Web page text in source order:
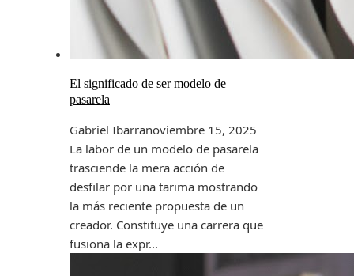
El significado de ser modelo de
pasarela
Gabriel Ibarranoviembre 15, 2025
La labor de un modelo de pasarela
trasciende la mera acción de
desfilar por una tarima mostrando
la más reciente propuesta de un
creador. Constituye una carrera que
fusiona la expr...